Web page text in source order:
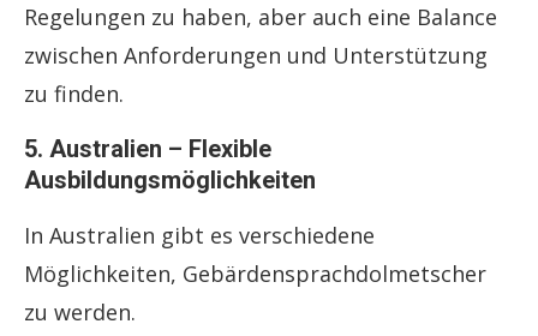
Regelungen zu haben, aber auch eine Balance
zwischen Anforderungen und Unterstützung
zu finden.
5. Australien – Flexible
Ausbildungsmöglichkeiten
In Australien gibt es verschiedene
Möglichkeiten, Gebärdensprachdolmetscher
zu werden.